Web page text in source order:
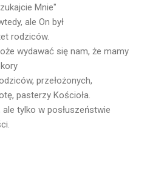
Mnie"
ale On był
rodziców.
wydawać się nam, że mamy
przełożonych,
pasterzy Kościoła.
tylko w posłuszeństwie